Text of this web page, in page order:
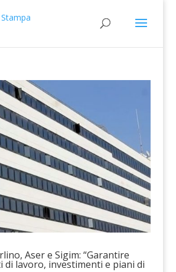
Aser e Sigim: “Garantire
di lavoro, investimenti e piani di